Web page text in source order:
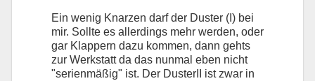
Ein wenig Knarzen darf der Duster (I) bei
mir. Sollte es allerdings mehr werden, oder
gar Klappern dazu kommen, dann gehts
zur Werkstatt da das nunmal eben nicht
"serienmäßig" ist. Der DusterII ist zwar in